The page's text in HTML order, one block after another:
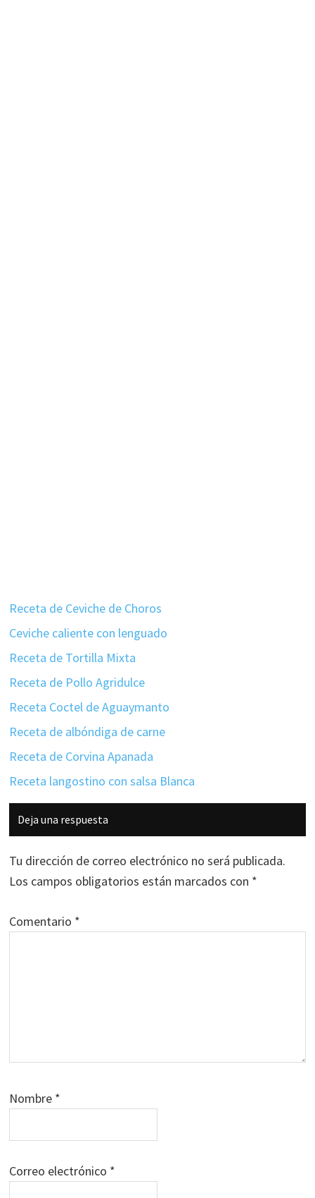
Receta de Ceviche de Choros
Ceviche caliente con lenguado
Receta de Tortilla Mixta
Receta de Pollo Agridulce
Receta Coctel de Aguaymanto
Receta de albóndiga de carne
Receta de Corvina Apanada
Receta langostino con salsa Blanca
Interacciones
con
los
lectores
Deja una respuesta
Tu dirección de correo electrónico no será publicada.
Los campos obligatorios están marcados con *
Comentario *
Nombre *
Correo electrónico *